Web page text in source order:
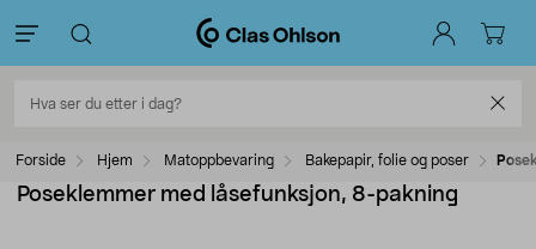
Forside Hjem Matoppbevaring Bakepapir, folie og poser
Poseklemmer med låsefunksjon, 8-pakning